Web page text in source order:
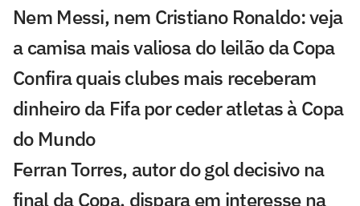
Nem Messi, nem Cristiano Ronaldo: veja
a camisa mais valiosa do leilão da Copa
Confira quais clubes mais receberam
dinheiro da Fifa por ceder atletas à Copa
do Mundo
Ferran Torres, autor do gol decisivo na
final da Copa, dispara em interesse na